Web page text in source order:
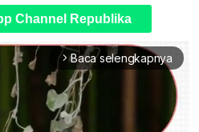
Channel Republika
arrow_forward_ios Baca selengkapnya